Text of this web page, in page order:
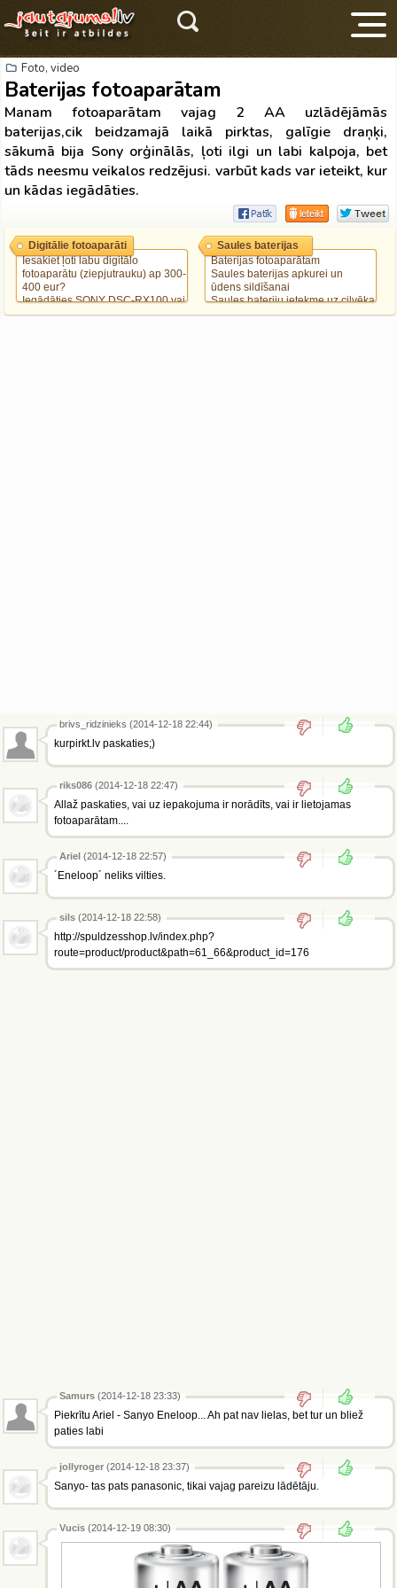
Foto, video
Baterijas fotoaparātam
Manam fotoaparātam vajag 2 AA uzlādējāmās
baterijas,cik beidzamajā laikā pirktas, galīgie draņķi,
sākumā bija Sony orģinālās, ļoti ilgi un labi kalpoja, bet
tāds neesmu veikalos redzējusi. varbūt kads var ieteikt, kur
un kādas iegādāties.
Iesakiet ļoti labu digitālo
fotoaparātu (ziepjutrauku) ap 300-
400 eur?
Iegādāties SONY DSC-RX100 vai
Nikon D5100?
Digitālie fotoaparāti
Baterijas fotoaparātam
Saules baterijas apkurei un
ūdens sildīšanai
Saules bateriju ietekme uz cilvēka
organismu.
Saules baterijas
brivs_ridzinieks (2014-12-18 22:44)
kurpirkt.lv paskaties;)
riks086 (2014-12-18 22:47)
Allaž paskaties, vai uz iepakojuma ir norādīts, vai ir lietojamas
fotoaparātam....
Ariel (2014-12-18 22:57)
´Eneloop´ neliks vilties.
sils (2014-12-18 22:58)
http://spuldzesshop.lv/index.php?
route=product/product&path=61_66&product_id=176
Samurs (2014-12-18 23:33)
Piekrītu Ariel - Sanyo Eneloop... Ah pat nav lielas, bet tur un bliež
paties labi
jollyroger (2014-12-18 23:37)
Sanyo- tas pats panasonic, tikai vajag pareizu lādētāju.
Vucis (2014-12-19 08:30)